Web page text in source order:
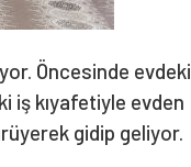
Öncesinde evdeki
iş kıyafetiyle evden
gidip geliyor.